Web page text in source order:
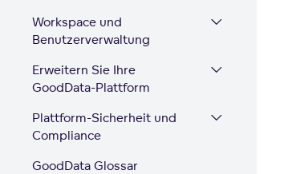
Workspace und
Benutzerverwaltung
Erweitern Sie Ihre
GoodData-Plattform
Plattform-Sicherheit und
Compliance
GoodData Glossar